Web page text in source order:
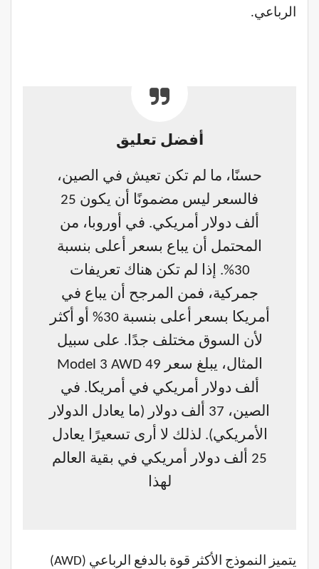
الرباعي.
أفضل تعليق
حسنًا، ما لم تكن تعيش في الصين،
فالسعر ليس مضمونًا أن يكون 25
ألف دولار أمريكي. في أوروبا، من
المحتمل أن يباع بسعر أعلى بنسبة
30%. إذا لم تكن هناك تعريفات
جمركية، فمن المرجح أن يباع في
أمريكا بسعر أعلى بنسبة 30% أو أكثر
لأن السوق مختلف جدًا. على سبيل
المثال، يبلغ سعر Model 3 AWD 49
ألف دولار أمريكي في أمريكا. في
الصين، 37 ألف دولار (ما يعادل الدولار
الأمريكي). لذلك لا أرى تسعيرًا يعادل
25 ألف دولار أمريكي في بقية العالم
لهذا
يتميز النموذج الأكثر قوة بالدفع الرباعي (AWD)